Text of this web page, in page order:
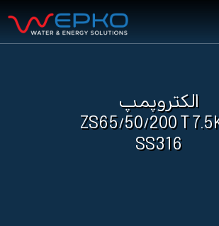
الکتروپمپ
ZS65/50/200 T
SS316